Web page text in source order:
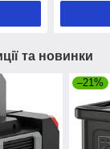
та новинки
–21%